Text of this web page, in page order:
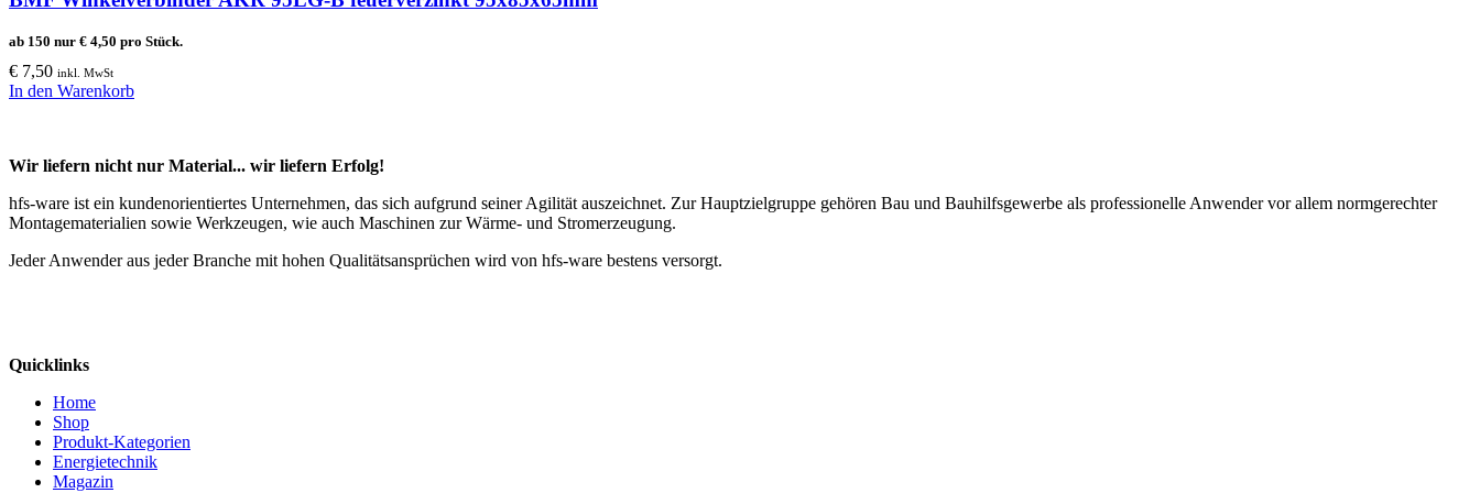
ab 150 nur € 4,50 pro Stück.
€ 7,50 inkl. MwSt
In den Warenkorb
Wir liefern nicht nur Material... wir liefern Erfolg!
hfs-ware ist ein kundenorientiertes Unternehmen, das sich aufgrund seiner Agilität auszeichnet. Zur Hauptzielgruppe gehören Bau und Bauhilfsgewerbe als professionelle Anwender vor allem normgerechter
Montagematerialien sowie Werkzeugen, wie auch Maschinen zur Wärme- und Stromerzeugung.
Jeder Anwender aus jeder Branche mit hohen Qualitätsansprüchen wird von hfs-ware bestens versorgt.
Quicklinks
Home
Shop
Produkt-Kategorien
Energietechnik
Magazin